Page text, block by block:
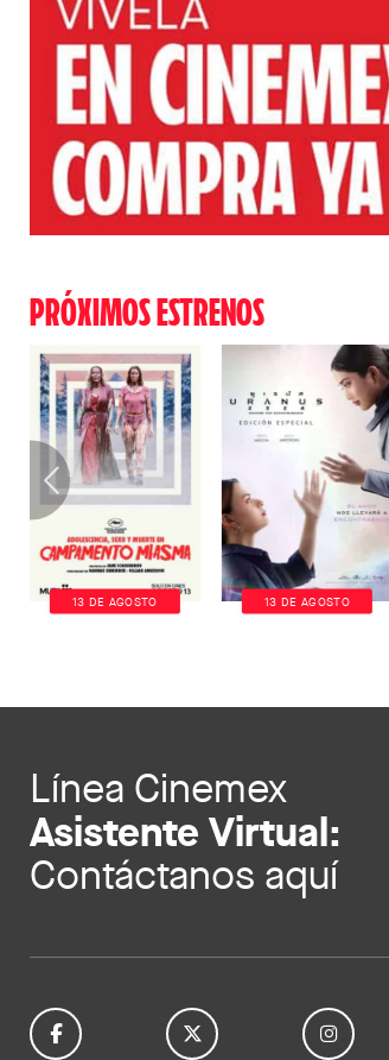
PRÓXIMOS ESTRENOS
13 DE AGOSTO 13 DE AGOSTO
Línea Cinemex
Asistente Virtual:
Contáctanos aquí